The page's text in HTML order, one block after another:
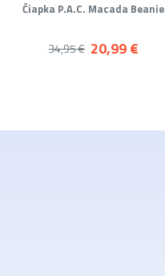
Čiapka P.A.C. Macada Beanie
20,99 €
34,95 €